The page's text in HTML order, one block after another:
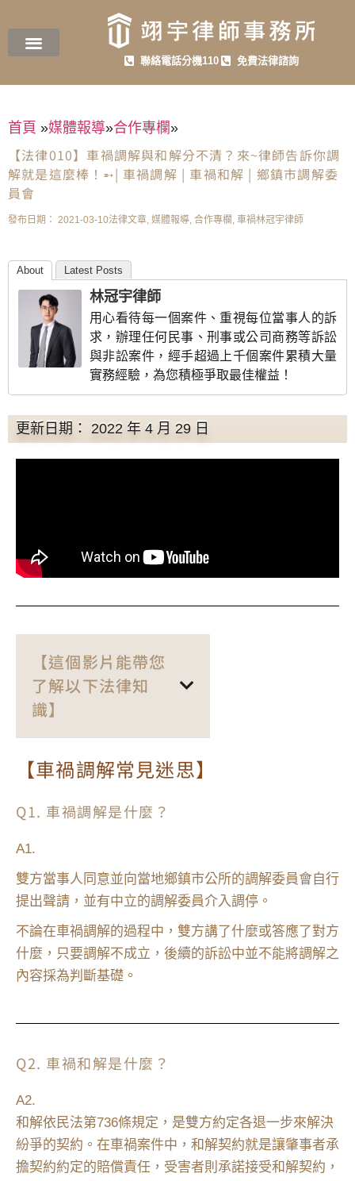
聯絡電話分機110 免費法律諮詢
首頁 »媒體報導»合作專欄»
【法律010】車禍調解與和解分不清？來~律師告訴你調
解就是這麼棒！➵| 車禍調解 | 車禍和解 | 鄉鎮市調解委
員會
發布日期： 2021-03-10法律文章, 媒體報導, 合作專欄 , 車禍林冠宇律師
About Latest Posts
林冠宇律師
用心看待每一個案件、重視每位當事人的訴
求，辦理任何民事、刑事或公司商務等訴訟
與非訟案件，經手超過上千個案件累積大量
實務經驗，為您積極爭取最佳權益！
更新日期： 2022 年 4 月 29 日
【這個影片能帶您
了解以下法律知
識】
【車禍調解常見迷思】
Q1. 車禍調解是什麼？
A1.
雙方當事人同意並向當地鄉鎮市公所的調解委員會自行
提出聲請，並有中立的調解委員介入調停。
不論在車禍調解的過程中，雙方講了什麼或答應了對方
什麼，只要調解不成立，後續的訴訟中並不能將調解之
內容採為判斷基礎。
Q2. 車禍和解是什麼？
A2.
和解依民法第736條規定，是雙方約定各退一步來解決
紛爭的契約。在車禍案件中，和解契約就是讓肇事者承
擔契約約定的賠償責任，受害者則承諾接受和解契約，